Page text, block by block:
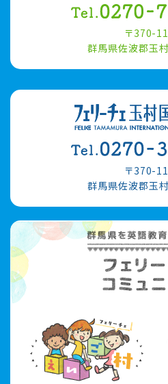
〒370-
群馬県佐波郡玉
〒370-
群馬県佐波郡玉